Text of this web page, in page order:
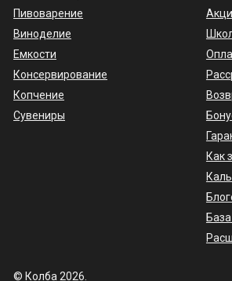
Пивоварение
Виноделие
Емкости
Консервирование
Копчение
Сувениры
Как
© Колба 2026.